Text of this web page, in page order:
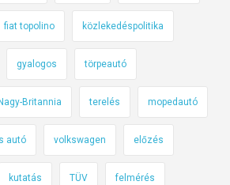
fiat topolino közlekedéspolitika
gyalogos törpeautó
Britannia terelés mopedautó
autó volkswagen előzés
kutatás TÜV felmérés